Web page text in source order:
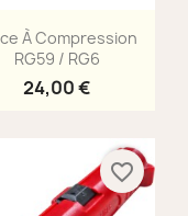
Aperçu rapide
À Compression
RG59 / RG6
24,00 €
favorite_border